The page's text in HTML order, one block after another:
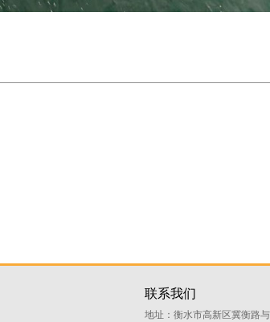
联系我们
地址：衡水市高新区冀衡路